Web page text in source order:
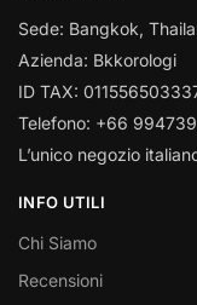
Sede: Bangkok,
Azienda: Bkkorologi
ID TAX:
Telefono: +66
L’unico negozio
INFO UTILI
Chi Siamo
Recensioni